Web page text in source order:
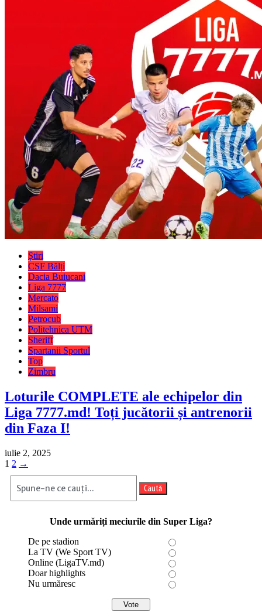
Știri
CSF Bălți
Dacia Buiucani
Liga 7777
Mercato
Milsami
Petrocub
Politehnica UTM
Sheriff
Spartanii Sportul
Top
Zimbru
Loturile COMPLETE ale echipelor din
Liga 7777.md! Toți jucătorii și antrenorii
din Faza I!
iulie 2, 2025
Paginație
articole
Page
1 Page
2 →
Caută
Unde urmăriți meciurile din Super Liga?
De pe stadion
La TV (We Sport TV)
Online (LigaTV.md)
Doar highlights
Nu urmăresc